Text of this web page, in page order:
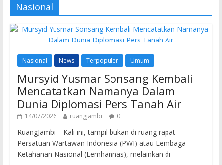
Nasional
Nasional News Terpopuler Umum
Mursyid Yusmar Sonsang Kembali
Mencatatkan Namanya Dalam
Dunia Diplomasi Pers Tanah Air
14/07/2026 ruangjambi 0
RuangJambi – Kali ini, tampil bukan di ruang rapat
Persatuan Wartawan Indonesia (PWI) atau Lembaga
Ketahanan Nasional (Lemhannas), melainkan di